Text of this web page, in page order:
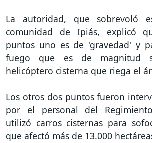
La autoridad, que sobrevoló
comunidad de Ipiás, explicó
puntos uno es de 'gravedad' y
fuego que es de magnitud
helicóptero cisterna que riega el
Los otros dos puntos fueron
por el personal del
utilizó carros cisternas para
que afectó más de 13.000